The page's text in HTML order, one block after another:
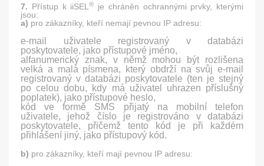
7. Přístup k iiSEL®
je chráněn ochrannými prvky, kterými
jsou:
a) pro zákazníky, kteří nemají pevnou IP adresu:
e-mail uživatele registrovaný v databázi
poskytovatele, jako přístupové jméno,
alfanumerický znak, v němž mohou být rozlišena
velká a malá písmena, který obdrží na svůj e-mail
registrovaný v databázi poskytovatele (ten je stejný
po celou dobu, kdy má uživatel uhrazen příslušný
poplatek), jako přístupové heslo,
kód ve formě SMS přijatý na mobilní telefon
uživatele, jehož číslo je registrováno v databázi
poskytovatele, přičemž tento kód je při každém
přihlášení jiný, jako přístupový kód.
b) pro zákazníky, kteří mají pevnou IP adresu: